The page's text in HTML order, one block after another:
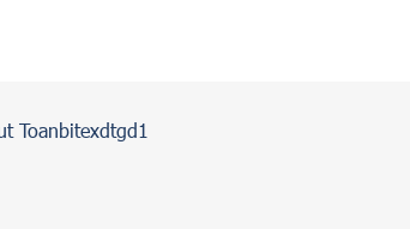
Toanbitexdtgd1